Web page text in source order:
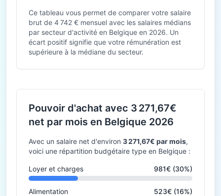
Ce tableau vous permet de comparer votre salaire
brut de 4 742 € mensuel avec les salaires médians
par secteur d'activité en Belgique en 2026. Un
écart positif signifie que votre rémunération est
supérieure à la médiane du secteur.
Pouvoir d'achat avec 3 271,67€
net par mois en Belgique 2026
Avec un salaire net d'environ 3 271,67€ par mois,
voici une répartition budgétaire type en Belgique :
Loyer et charges 981€ (30%)
Alimentation 523€ (16%)